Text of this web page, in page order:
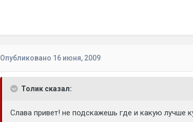
Опубликовано 16 июня, 2009
Толик сказал:
Слава привет! не подскажешь где и какую лучше